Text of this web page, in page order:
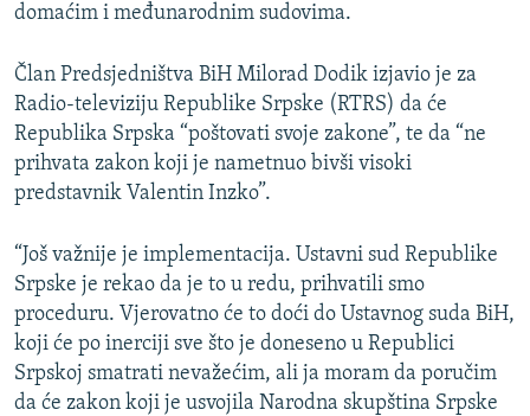
domaćim i međunarodnim sudovima.
Član Predsjedništva BiH Milorad Dodik izjavio je za
Radio-televiziju Republike Srpske (RTRS) da će
Republika Srpska “poštovati svoje zakone”, te da “ne
prihvata zakon koji je nametnuo bivši visoki
predstavnik Valentin Inzko”.
“Još važnije je implementacija. Ustavni sud Republike
Srpske je rekao da je to u redu, prihvatili smo
proceduru. Vjerovatno će to doći do Ustavnog suda BiH,
koji će po inerciji sve što je doneseno u Republici
Srpskoj smatrati nevažećim, ali ja moram da poručim
da će zakon koji je usvojila Narodna skupština Srpske